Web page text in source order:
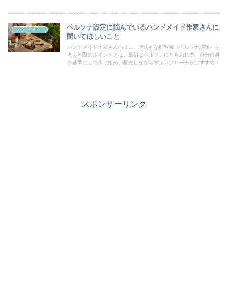
ペルソナ設定に悩んでいるハンドメイド作家さんに
聞いてほしいこと
ハンドメイド作家さん向けに、理想的な顧客像（ペルソナ設定）を
考える際のポイントとは。最初はペルソナにとらわれず、自分自身
を基準にして作り始め、販売しながら学ぶアプローチがおすすめ！
スポンサーリンク